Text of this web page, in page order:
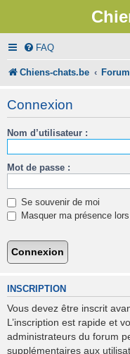
FAQ
Chiens-chats.be Forum
Connexion
Nom d’utilisateur :
Mot de passe :
Se souvenir de moi
Masquer ma présence
INSCRIPTION
Vous devez être inscrit
L’inscription est rapide et
administrateurs du forum
supplémentaires aux